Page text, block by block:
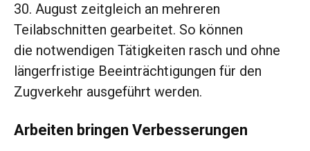
30. August zeitgleich an mehreren
Teilabschnitten gearbeitet. So können
die notwendigen Tätigkeiten rasch und ohne
längerfristige Beeinträchtigungen für den
Zugverkehr ausgeführt werden.
Arbeiten bringen Verbesserungen